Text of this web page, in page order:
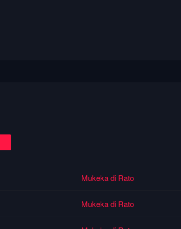
Mukeka di Rato
Mukeka di Rato